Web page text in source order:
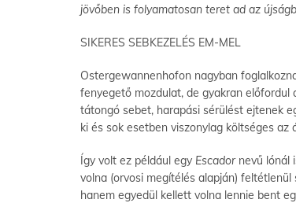
jövőben is folyamatosan teret ad az
SIKERES SEBKEZELÉS EM-MEL
Ostergewannenhofon nagyban
fenyegető mozdulat, de gyakran előfordul
tátongó sebet, harapási sérülést ejtenek
ki és sok esetben viszonylag költséges
Így volt ez például egy Escadornevű lónál
volna (orvosi megítélés alapján)
hanem egyedül kellett volna lennie bent